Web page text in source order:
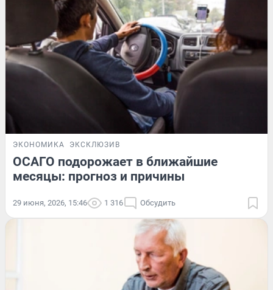
ЭКОНОМИКА ЭКСКЛЮЗИВ
ОСАГО подорожает в ближайшие
месяцы: прогноз и причины
29 июня, 2026, 15:46 1 316 Обсудить